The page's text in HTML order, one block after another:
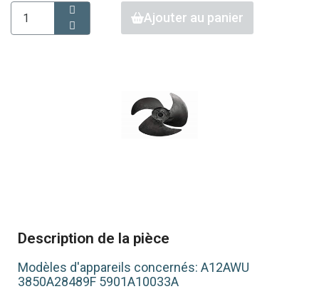
Ajouter au panier
Description de la pièce
Modèles d'appareils concernés: A12AWU
3850A28489F 5901A10033A